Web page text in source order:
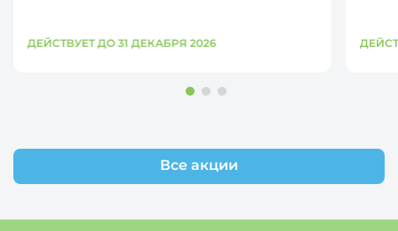
Все акции
ДЕЙСТВУЕТ ДО 31 ДЕКАБРЯ 2026